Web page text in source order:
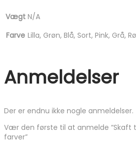
Vægt N/A
Farve Lilla, Grøn, Blå, Sort, Pink, Grå,
Anmeldelser
Der er endnu ikke nogle anmeldelser.
Vær den første til at anmelde “Skaft
farver”